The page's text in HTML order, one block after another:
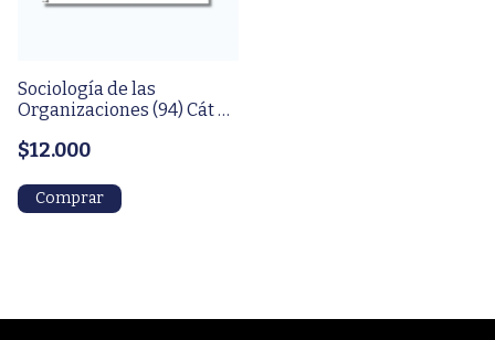
Sociología de las
Organizaciones (94) Cát B:
textos
$12.000